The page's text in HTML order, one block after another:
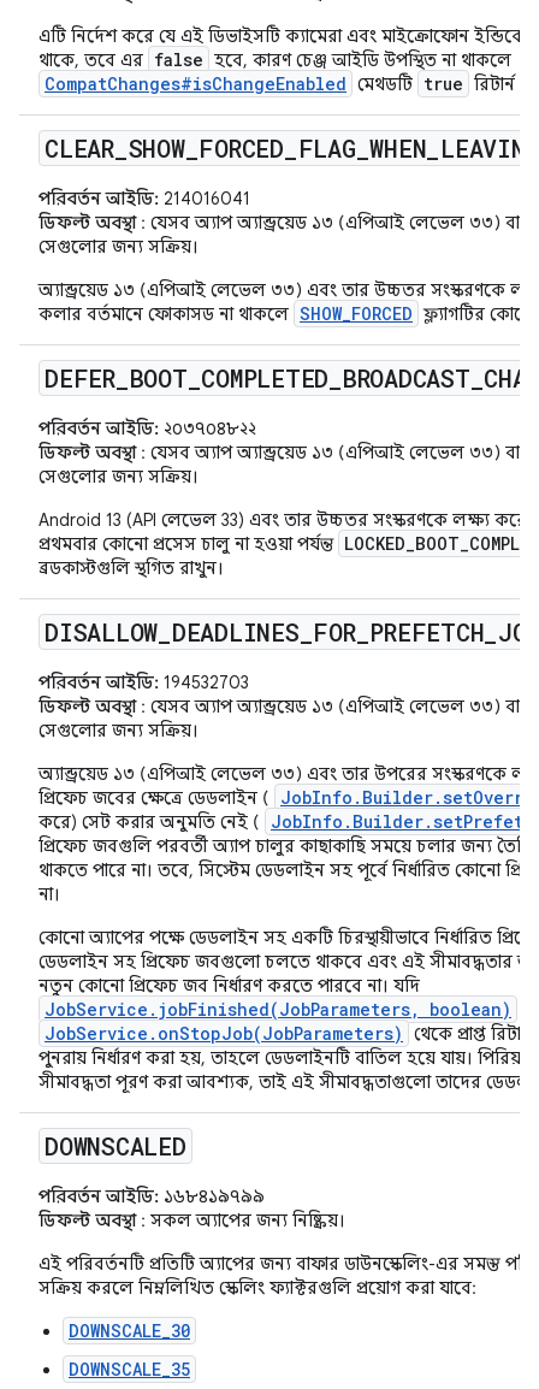
এটি নির্দেশ করে যে এই ডিভাইসটি ক্যামেরা এবং মাইক্রোফোন
থাকে, তবে এর false হবে, কারণ চেঞ্জ আইডি উপস্থিত না থাকলে
CompatChanges#isChangeEnabled মেথডটি true রিটার্ন
CLEAR_ SHOW_ FORCED FLAG _WHEN LEAVING
পরিবর্তন আইডি: 214016041
ডিফল্ট অবস্থা: যেসব অ্যাপ অ্যান্ড্রয়েড ১৩ (এপিআই লেভেল ৩৩) বা
সেগুলোর জন্য সক্রিয়।
অ্যান্ড্রয়েড ১৩ (এপিআই লেভেল ৩৩) এবং তার উচ্চতর সংস্করণকে
কলার বর্তমানে ফোকাসড না থাকলে SHOW_FORCED ফ্ল্যাগটির কোনো
DEFER_ BOOT COMPLETED BROADCAST
পরিবর্তন আইডি: ২০৩৭০৪৮২২
ডিফল্ট অবস্থা: যেসব অ্যাপ অ্যান্ড্রয়েড ১৩ (এপিআই লেভেল ৩৩) বা
সেগুলোর জন্য সক্রিয়।
Android 13 (API লেভেল 33) এবং তার উচ্চতর সংস্করণকে লক্ষ্য করে
প্রথমবার কোনো প্রসেস চালু না হওয়া পর্যন্ত
ব্রডকাস্টগুলি স্থগিত রাখুন।
DISALLOW DEADLINES FOR_ PREFETCH
পরিবর্তন আইডি: 194532703
ডিফল্ট অবস্থা: যেসব অ্যাপ অ্যান্ড্রয়েড ১৩ (এপিআই লেভেল ৩৩) বা
সেগুলোর জন্য সক্রিয়।
অ্যান্ড্রয়েড ১৩ (এপিআই লেভেল ৩৩) এবং তার উপরের সংস্করণকে
প্রিফেচ জবের ক্ষেত্রে ডেডলাইন (
করে) সেট করার অনুমতি নেই (
প্রিফেচ জবগুলি পরবর্তী অ্যাপ চালুর কাছাকাছি সময়ে চলার জন্য
থাকতে পারে না। তবে, সিস্টেম ডেডলাইন সহ পূর্বে নির্ধারিত কোনো
না।
কোনো অ্যাপের পক্ষে ডেডলাইন সহ একটি চিরস্থায়ীভাবে নির্ধারিত
ডেডলাইন সহ প্রিফেচ জবগুলো চলতে থাকবে এবং এই সীমাবদ্ধতার
নতুন কোনো প্রিফেচ জব নির্ধারণ করতে পারবে না। যদি
JobService.jobFinished(JobParameters, boolean)
JobService.onStopJob(JobParameters)
থেকে প্রাপ্ত
পুনরায় নির্ধারণ করা হয়, তাহলে ডেডলাইনটি বাতিল হয়ে যায়।
সীমাবদ্ধতা পূরণ করা আবশ্যক, তাই এই সীমাবদ্ধতাগুলো তাদের
DOWNSCALED
পরিবর্তন আইডি: ১৬৮৪১৯৭৯৯
ডিফল্ট অবস্থা: সকল অ্যাপের জন্য নিষ্ক্রিয়।
এই পরিবর্তনটি প্রতিটি অ্যাপের জন্য বাফার ডাউনস্কেলিং-এর সমস্ত
সক্রিয় করলে নিম্নলিখিত স্কেলিং ফ্যাক্টরগুলি প্রয়োগ করা যাবে:
DOWNSCALE_30
DOWNSCALE_35